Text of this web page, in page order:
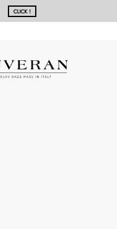
CLICK !